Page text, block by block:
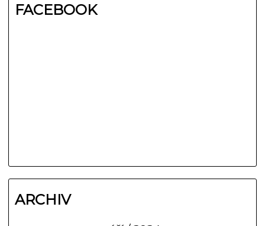
FACEBOOK
ARCHIV